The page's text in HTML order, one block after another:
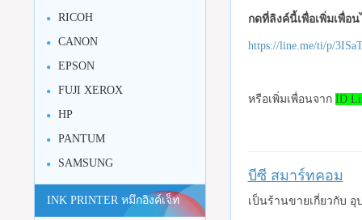
กดที่ลิงค์นี้เพื่อเพิ่มเพื่อ
https://line.me/ti/p/
หรือเพิ่มเพื่อนจาก ID
บีซี สมาร์ทคอม
เป็นร้านขายเกี่ยวกับ
RICOH
CANON
EPSON
FUJI XEROX
HP
PANTUM
SAMSUNG
INK PRINTER หมึกอิงค์เจ็ท